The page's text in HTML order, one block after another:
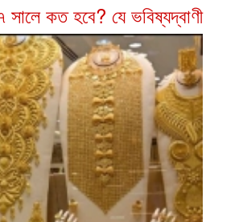
সালে কত হবে? যে ভবিষ্যদ্বাণী